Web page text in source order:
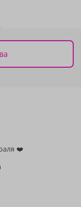
❤️